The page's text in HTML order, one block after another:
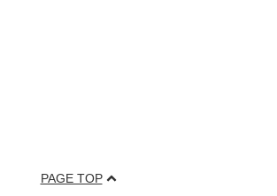
PAGE TOP